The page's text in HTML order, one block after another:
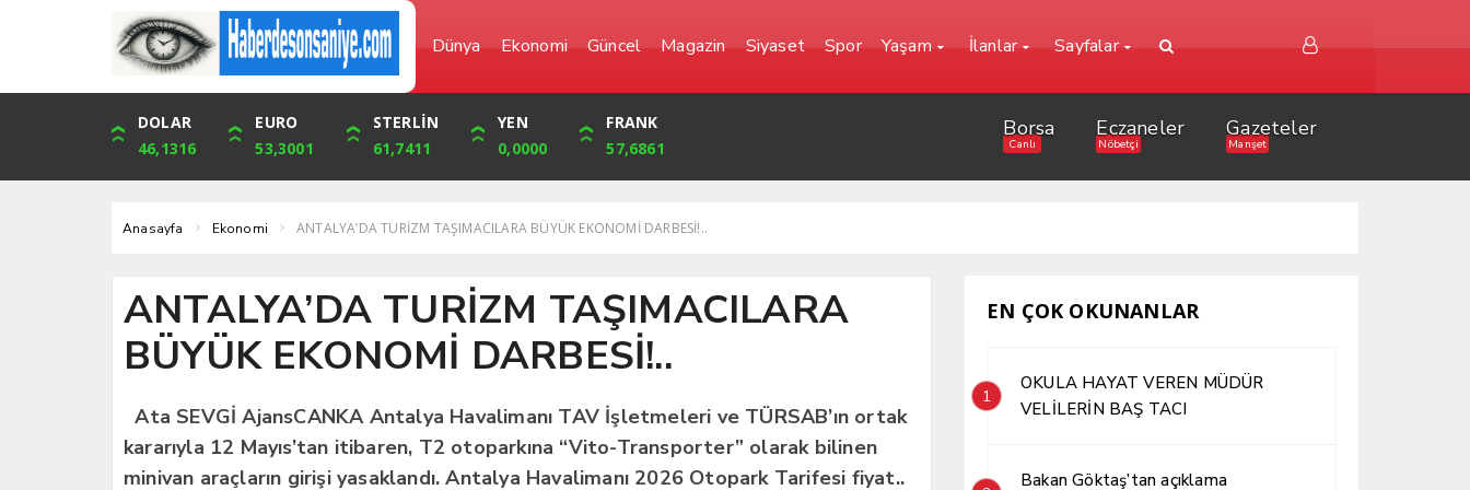
Dünya Ekonomi Güncel Magazin Siyaset Spor Yaşam İlanlar Sayfalar
DOLAR
46,1316
EURO
53,3001
STERLİN
61,7411
YEN
0,0000
FRANK
57,6861
ONS
4,094,16
ALTIN
6,073,34
ÇEYREK
9,929,91
CUMHURİYET
42,104,00
Borsa
Canlı
Eczaneler
Nöbetçi
Gazeteler
Manşet
Anasayfa Ekonomi ANTALYA’DA TURİZM TAŞIMACILARA BÜYÜK EKONOMİ DARBESİ!..
ANTALYA’DA TURİZM TAŞIMACILARA
BÜYÜK EKONOMİ DARBESİ!..
Ata SEVGİ AjansCANKA Antalya Havalimanı TAV İşletmeleri ve TÜRSAB’ın ortak
kararıyla 12 Mayıs’tan itibaren, T2 otoparkına “Vito-Transporter” olarak bilinen
minivan araçların girişi yasaklandı. Antalya Havalimanı 2026 Otopark Tarifesi fiyat..
EN ÇOK OKUNANLAR
1
OKULA HAYAT VEREN MÜDÜR
VELİLERİN BAŞ TACI
Bakan Göktaş’tan açıklama